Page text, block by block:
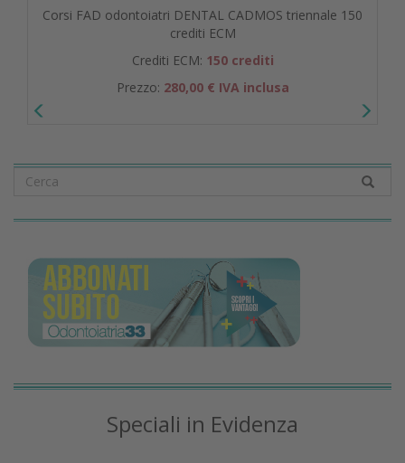
Corsi FAD odontoiatri DENTAL CADMOS triennale 150
crediti ECM
Crediti ECM: 150 crediti
Prezzo: 280,00 € IVA inclusa
Speciali in Evidenza